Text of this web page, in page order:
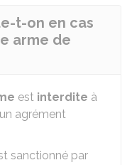
t-on en cas
arme de
est interdite à
agrément
sanctionné par